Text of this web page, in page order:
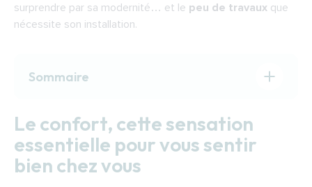
surprendre par sa modernité… et le peu de travaux que
nécessite son installation.
Sommaire
vous sentir bien chez vous
Nos douches seniors confort se composent
d’accessoires propices à votre bien-être
Le confort, cette sensation
essentielle pour vous sentir
bien chez vous